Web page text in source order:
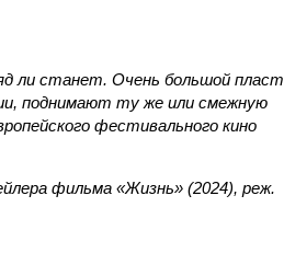
ли станет. Очень большой пласт
поднимают ту же или смежную
фестивального кино
фильма «Жизнь» (2024), реж.